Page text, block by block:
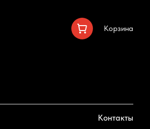
Корзина
Контакты